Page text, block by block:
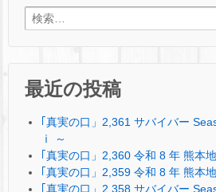
検索:
最近の投稿
｢真実の口」2,361 サバイバー
ⅰ ～
｢真実の口」2,360 令和 8 年 熊本
｢真実の口」2,359 令和 8 年 熊本
｢真実の口」2,358 サバイバー